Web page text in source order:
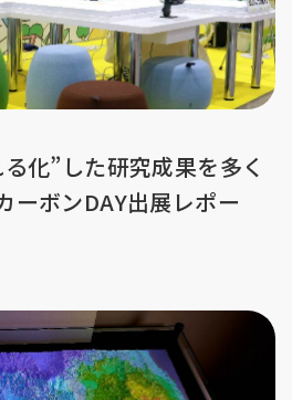
化”した研究成果を多く
ーボンDAY出展レポー